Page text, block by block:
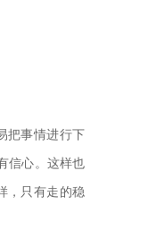
把事情进行下
信心。这样也
，只有走的稳